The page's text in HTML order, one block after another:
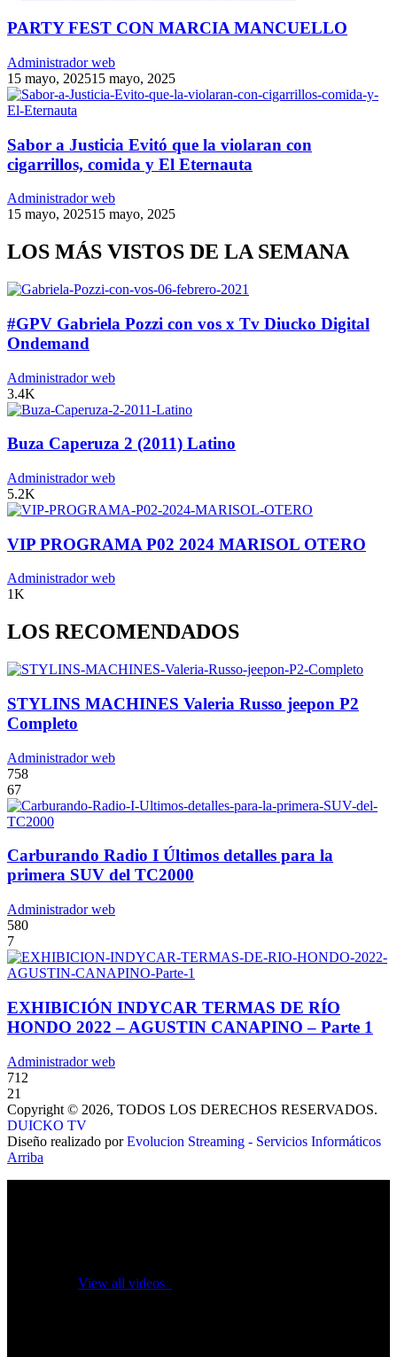
PARTY FEST CON MARCIA MANCUELLO
Administrador web
15 mayo, 202515 mayo, 2025
Sabor a Justicia Evitó que la violaran con
cigarrillos, comida y El Eternauta
Administrador web
15 mayo, 202515 mayo, 2025
LOS MÁS VISTOS DE LA SEMANA
#GPV Gabriela Pozzi con vos x Tv Diucko Digital
Ondemand
Administrador web
3.4K
Buza Caperuza 2 (2011) Latino
Administrador web
5.2K
VIP PROGRAMA P02 2024 MARISOL OTERO
Administrador web
1K
LOS RECOMENDADOS
STYLINS MACHINES Valeria Russo jeepon P2
Completo
Administrador web
758
67
Carburando Radio I Últimos detalles para la
primera SUV del TC2000
Administrador web
580
7
EXHIBICIÓN INDYCAR TERMAS DE RÍO
HONDO 2022 – AGUSTIN CANAPINO – Parte 1
Administrador web
712
21
Copyright © 2026, TODOS LOS DERECHOS RESERVADOS.
DUICKO TV
Diseño realizado porEvolucion Streaming - Servicios Informáticos
Arriba
View all videos